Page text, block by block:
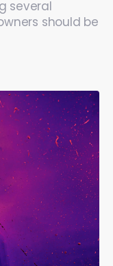
several
should be